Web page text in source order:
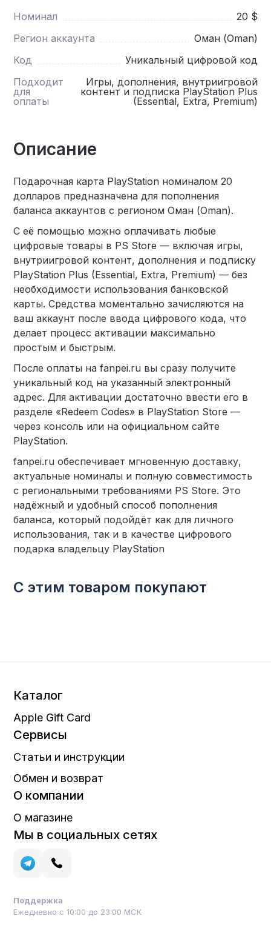
Номинал
20 $
Регион аккаунта
Оман (Oman)
Код
Уникальный цифровой код
Подходит
для
оплаты
Игры, дополнения, внутриигровой
контент и подписка PlayStation Plus
(Essential, Extra, Premium)
Описание
Подарочная карта PlayStation номиналом 20
долларов предназначена для пополнения
баланса аккаунтов с регионом Оман (Oman).
С её помощью можно оплачивать любые
цифровые товары в PS Store — включая игры,
внутриигровой контент, дополнения и подписку
PlayStation Plus (Essential, Extra, Premium) — без
необходимости использования банковской
карты. Средства моментально зачисляются на
ваш аккаунт после ввода цифрового кода, что
делает процесс активации максимально
простым и быстрым.
После оплаты на fanpei.ru вы сразу получите
уникальный код на указанный электронный
адрес. Для активации достаточно ввести его в
разделе «Redeem Codes» в PlayStation Store —
через консоль или на официальном сайте
PlayStation.
fanpei.ru обеспечивает мгновенную доставку,
актуальные номиналы и полную совместимость
с региональными требованиями PS Store. Это
надёжный и удобный способ пополнения
баланса, который подойдёт как для личного
использования, так и в качестве цифрового
подарка владельцу PlayStation
С этим товаром покупают
Каталог
Apple Gift Card
Сервисы
Статьи и инструкции
Обмен и возврат
О компании
О магазине
Мы в социальных сетях
Поддержка
Ежедневно с 10:00 до 23:00 МСК